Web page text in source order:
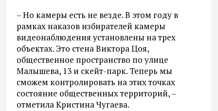
– Но камеры есть не везде. В этом году в
рамках наказов избирателей камеры
видеонаблюдения установлены на трех
объектах. Это стена Виктора Цоя,
общественное пространство по улице
Малышева, 13 и скейт-парк. Теперь мы
сможем контролировать на этих точках
состояние общественных территорий, –
отметила Кристина Чугаева.